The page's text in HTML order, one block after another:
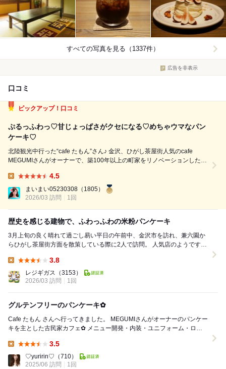
すべての写真を見る（1337件）
広告を非表示
口コミ
ピックアップ！口コミ
ぷるっふわっ♡甘じょっぱさがクセになる♡めちゃウマなパン
ケーキ♡
北陸観光中行った“cafe たもん”さん♪ 金沢、ひがし茶屋街人気のcafe
MEGUMIさんがオーナーで、築100年以上の町家をリノベーションした和
4.5
まいまい05230308 （1805）
2026/03 訪問
1回
歴史を感じる建物で、ふわっふわの米粉パンケーキ
3月上旬の良く晴れて過ごし易い平日の午前中、金沢市を訪れ、兼六園か
らひがし茶屋街方面を散策している際に2人で訪問。 人気店のようです
3.8
レジギガス （3153）
2026/03 訪問
1回
グルテンフリーのパンケーキ✿
Cafe たもん さんへ行ってきました。 MEGUMIさんがオーナーのパンケー
キを主とした古民家カフェ✿ メニュー開発・内装・ユニフォーム・ロゴ
3.5
♡yuririn♡ （710）
2025/06 訪問
1回